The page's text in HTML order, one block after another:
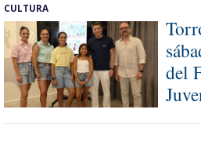
CULTURA
del